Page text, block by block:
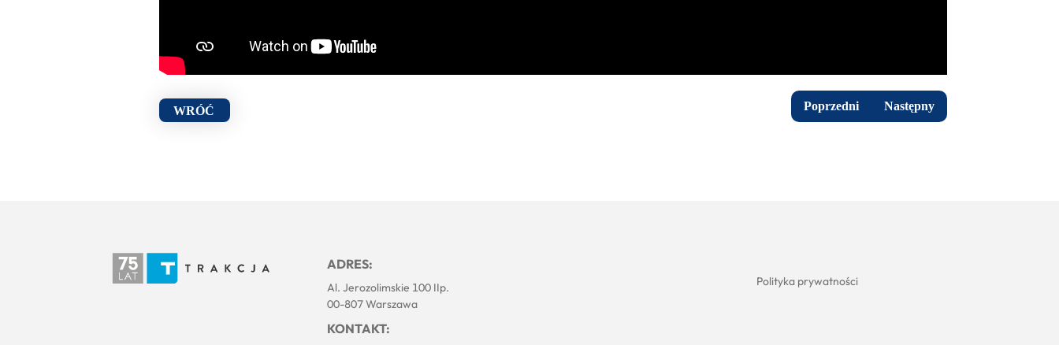
WRÓĆ Poprzedni Następny
ADRES:
Al. Jerozolimskie 100 IIp.
00-807 Warszawa
KONTAKT:
Polityka prywatności